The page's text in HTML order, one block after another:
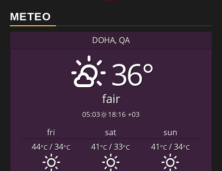
METEO
DOHA, QA
36°
fair
05:03 18:16 +03
fri sat
sun
44°C/ 34°C 41°C/ 33°C 41°C/ 34°C